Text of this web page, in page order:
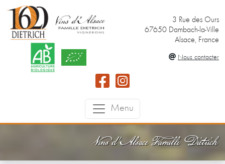
3 Rue des Ours
67650 Dambach-la-Ville
Alsace, France
Nous contacter
Menu
Vins d'Alsace Famille Dietrich